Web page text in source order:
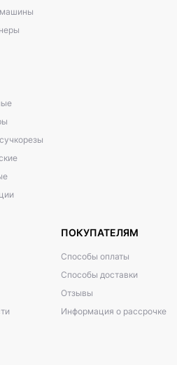
ПОКУПАТЕЛЯМ
Способы оплаты
Способы доставки
Отзывы
Информация о рассрочке